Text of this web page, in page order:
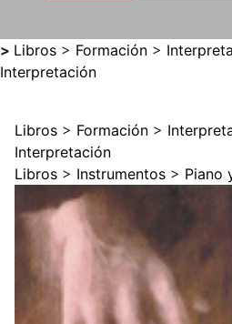
> Libros > Formación >
Interpretación
Libros > Formación >
Interpretación
Libros > Instrumentos > Piano